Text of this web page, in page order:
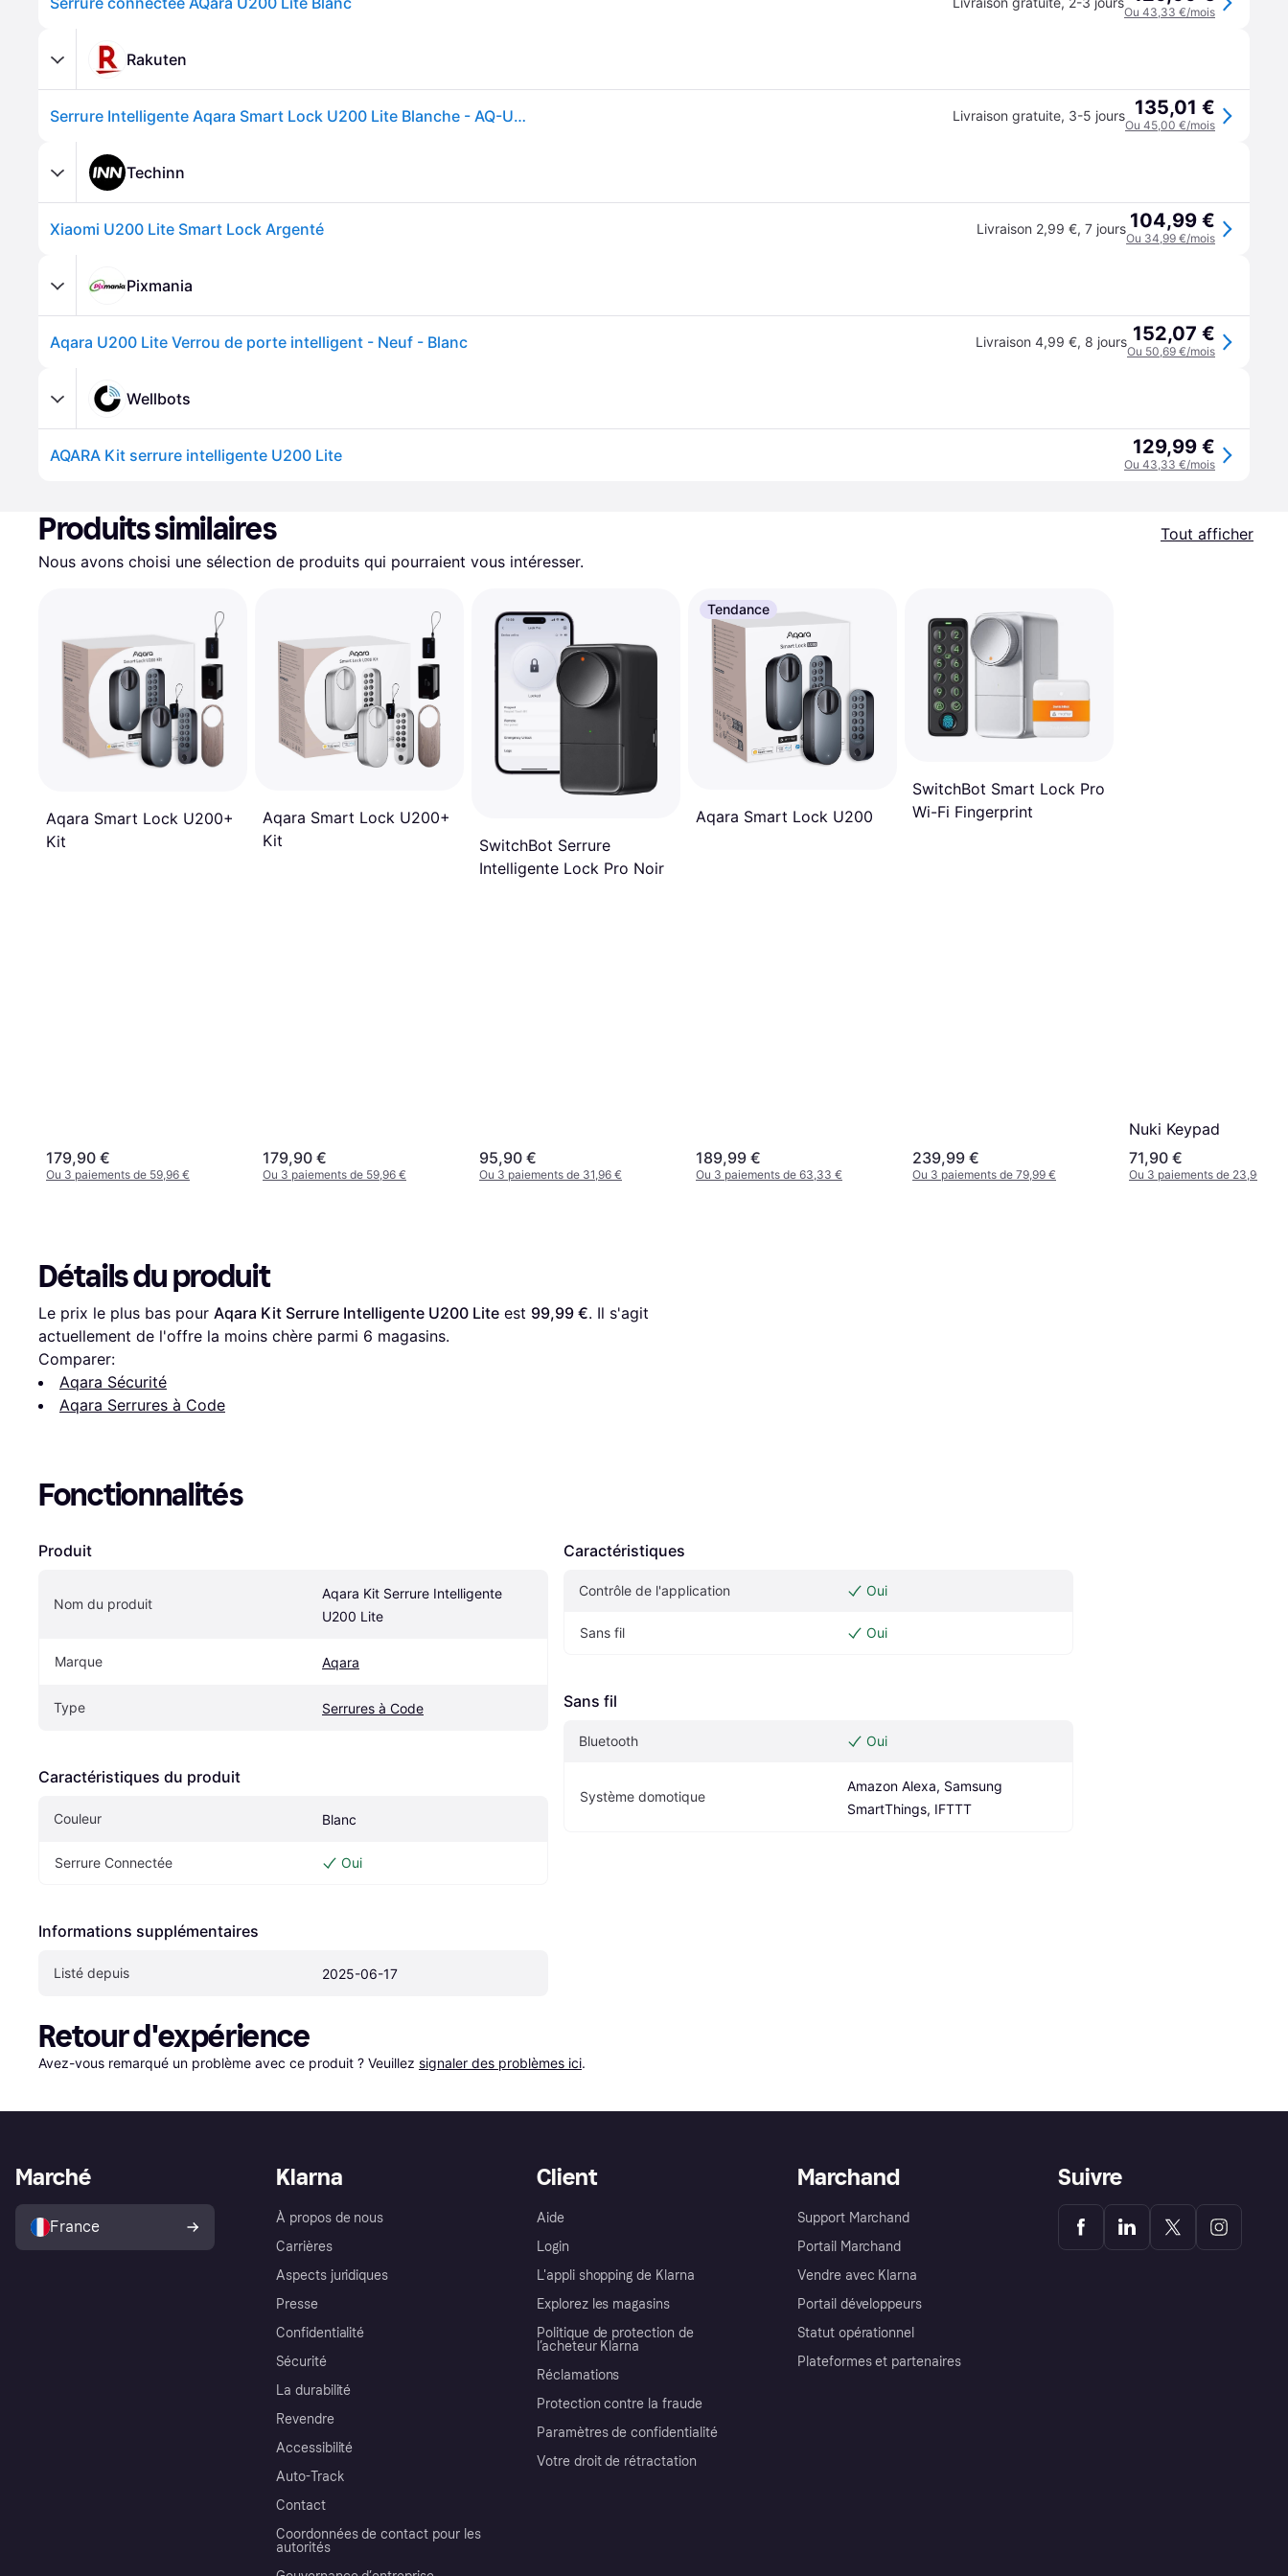
Ou 43,33 €/mois
Rakuten
Serrure Intelligente Aqara Smart Lock U200 Lite Blanche - AQ-U200-LITE-KIT-W Livraison gratuite, 3-5 jours 135,01 €
Ou 45,00 €/mois
Techinn
Xiaomi U200 Lite Smart Lock Argenté Livraison 2,99 €, 7 jours 104,99 €
Ou 34,99 €/mois
Pixmania
Aqara U200 Lite Verrou de porte intelligent - Neuf - Blanc Livraison 4,99 €, 8 jours 152,07 €
Ou 50,69 €/mois
Wellbots
AQARA Kit serrure intelligente U200 Lite 129,99 €
Ou 43,33 €/mois
Produits similaires
Tout afficher
Nous avons choisi une sélection de produits qui pourraient vous intéresser.
Aqara Smart Lock U200+
Kit
179,90 €
Ou 3 paiements de 59,96 €
Aqara Smart Lock U200+
Kit
179,90 €
Ou 3 paiements de 59,96 €
SwitchBot Serrure
Intelligente Lock Pro Noir
95,90 €
Ou 3 paiements de 31,96 €
Tendance
Aqara Smart Lock U200
189,99 €
Ou 3 paiements de 63,33 €
SwitchBot Smart Lock Pro
Wi-Fi Fingerprint
239,99 €
Ou 3 paiements de 79,99 €
Nuki Keypad
71,90 €
Ou 3 paiements de 23,96 €
Détails du produit
Le prix le plus bas pour Aqara Kit Serrure Intelligente U200 Lite est 99,99 €. Il s'agit
actuellement de l'offre la moins chère parmi 6 magasins.
Comparer:
Aqara Sécurité
Aqara Serrures à Code
Fonctionnalités
Produit
Nom du produit
Aqara Kit Serrure Intelligente
U200 Lite
Marque Aqara
Type Serrures à Code
Caractéristiques du produit
Couleur Blanc
Serrure Connectée Oui
Informations supplémentaires
Listé depuis 2025-06-17
Caractéristiques
Contrôle de l'application Oui
Sans fil Oui
Sans fil
Bluetooth Oui
Système domotique
Amazon Alexa, Samsung
SmartThings, IFTTT
Retour d'expérience
Avez-vous remarqué un problème avec ce produit ? Veuillez signaler des problèmes ici.
Klarna
À propos de nous
Carrières
Aspects juridiques
Presse
Confidentialité
Sécurité
La durabilité
Revendre
Accessibilité
Auto-Track
Contact
Coordonnées de contact pour les
autorités
Client
Aide
Login
L'appli shopping de Klarna
Explorez les magasins
Politique de protection de
l’acheteur Klarna
Réclamations
Protection contre la fraude
Paramètres de confidentialité
Votre droit de rétractation
Marchand
Support Marchand
Portail Marchand
Vendre avec Klarna
Portail développeurs
Statut opérationnel
Plateformes et partenaires
Marché
France
Suivre